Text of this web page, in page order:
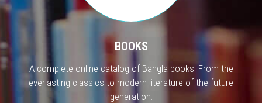
BOOKS
A complete online catalog of Bangla books. From the
everlasting classics to modern literature of the future
generation.